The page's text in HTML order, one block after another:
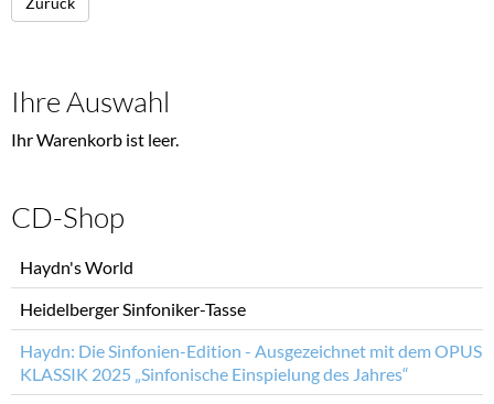
Ihre Auswahl
Ihr Warenkorb ist leer.
CD-Shop
überspringen
Haydn's World
Heidelberger Sinfoniker-Tasse
Haydn: Die Sinfonien-Edition - Ausgezeichnet mit dem OPUS
KLASSIK 2025 „Sinfonische Einspielung des Jahres“